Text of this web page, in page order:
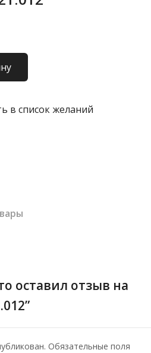
в список желаний
оставил отзыв на
Обязательные поля